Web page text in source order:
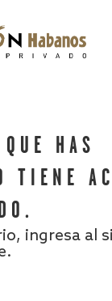
HAS
TIENE
ingresa al